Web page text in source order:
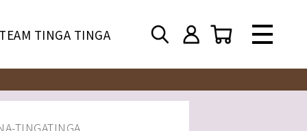
TINGA TINGA
TINGATINGA